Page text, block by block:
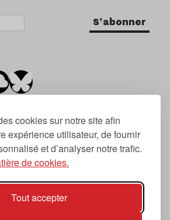
cookies sur notre site afin
expérience utilisateur, de fournir
et d’analyser notre trafic.
de cookies.
Tout accepter
S'abonner
indépendant sur la
tendances, dont la
date de 2007.
signifie « prochain », « suivant
à la thématique du
des nouvelles tendances
viennent de la musique
ou du hip hop, et des